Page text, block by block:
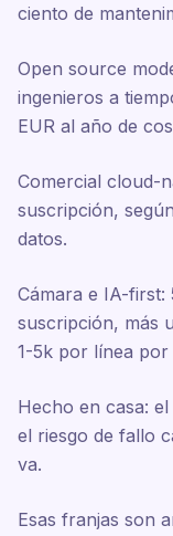
ciento de
Open source
ingenieros a
EUR al año de
Comercial cloud-
suscripción,
datos.
Cámara e IA-first:
suscripción, más
1-5k por línea
Hecho en casa:
el riesgo de fallo
va.
Esas franjas son